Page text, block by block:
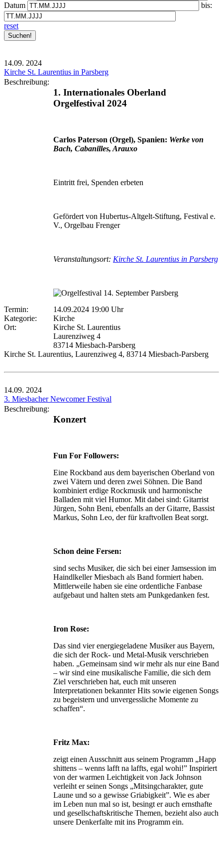
Datum
bis:
reset
14.09. 2024
Kirche St. Laurentius in Parsberg
Beschreibung:
1. Internationales Oberland
Orgelfestival 2024
Carlos Paterson (Orgel), Spanien: Werke von
Bach, Cabanilles, Arauxo
Eintritt frei, Spenden erbeten
Gefördert von Hubertus-Altgelt-Stiftung, Festival e.
V., Orgelbau Frenger
Veranstaltungsort: Kirche St. Laurentius in Parsberg
Termin:
14.09.2024 19:00 Uhr
Kategorie:
Kirche
Ort:
Kirche St. Laurentius
Laurenziweg 4
83714 Miesbach-Parsberg
Kirche St. Laurentius, Laurenziweg 4, 83714 Miesbach-Parsberg
14.09. 2024
3. Miesbacher Newcomer Festival
Beschreibung:
Konzert
Fun For Followers:
Eine Rockband aus dem bayerischen Oberland von
zwei Vätern und deren zwei Söhnen. Die Band
kombiniert erdige Rockmusik und harmonische
Balladen mit viel Humor. Mit dabei sind: Gitarrist
Jürgen, Sohn Beni, ebenfalls an der Gitarre, Bassist
Markus, Sohn Leo, der für kraftvollen Beat sorgt.
Schon deine Fersen:
sind sechs Musiker, die sich bei einer Jamsession im
Haindlkeller Miesbach als Band formiert haben.
Mittlerweile haben sie eine ordentliche Fanbase
aufgebaut und halten stets am Punkgedanken fest.
Iron Rose:
Das sind vier energiegeladene Musiker aus Bayern,
die sich der Rock- und Metal-Musik verschrieben
haben. „Gemeinsam sind wir mehr als nur eine Band
– wir sind eine musikalische Familie, die sich dem
Ziel verschrieben hat, euch mit unseren
Interpretationen bekannter Hits sowie eigenen Songs
zu begeistern und unvergessliche Momente zu
schaffen“.
Fritz Max:
zeigt einen Ausschnitt aus seinem Programm „Happ
shittens – wenns lafft na laffts, egal wohi!” Inspiriert
von der warmen Leichtigkeit von Jack Johnson
verleiht er seinen Songs „Mitsingcharakter, gute
Laune und so a gewisse Griabigkeit”. Wie es aber
im Leben nun mal so ist, besingt er auch ernsthafte
und gesellschaftskriti­sche Themen, bezieht also auch
unsere Denkerfalte mit ins Programm ein.